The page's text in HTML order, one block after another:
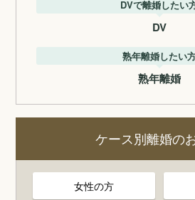
DVで離婚したい
DV
熟年離婚したい
熟年離婚
ケース別離婚の
女性の方